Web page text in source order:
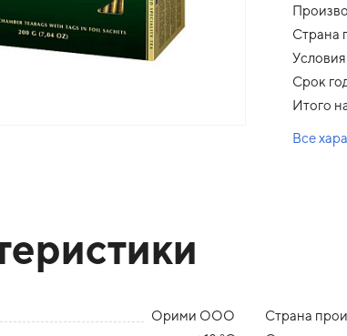
Страна
Срок
Итого
Все
Орими ООО Страна